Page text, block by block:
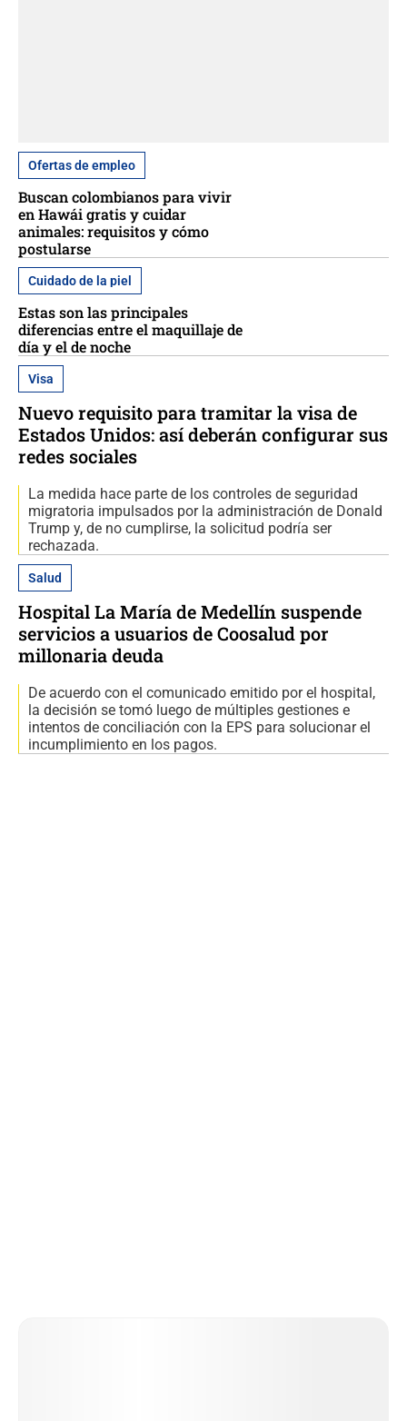
Ofertas de empleo
Buscan colombianos para vivir
en Hawái gratis y cuidar
animales: requisitos y cómo
postularse
Cuidado de la piel
Estas son las principales
diferencias entre el maquillaje de
día y el de noche
Visa
Nuevo requisito para tramitar la visa de
Estados Unidos: así deberán configurar sus
redes sociales
La medida hace parte de los controles de seguridad
migratoria impulsados por la administración de Donald
Trump y, de no cumplirse, la solicitud podría ser
rechazada.
Salud
Hospital La María de Medellín suspende
servicios a usuarios de Coosalud por
millonaria deuda
De acuerdo con el comunicado emitido por el hospital,
la decisión se tomó luego de múltiples gestiones e
intentos de conciliación con la EPS para solucionar el
incumplimiento en los pagos.